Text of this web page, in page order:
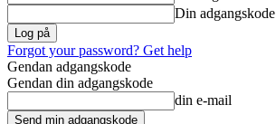
Din adgangskode
Forgot your password? Get help
Gendan adgangskode
Gendan din adgangskode
din e-mail